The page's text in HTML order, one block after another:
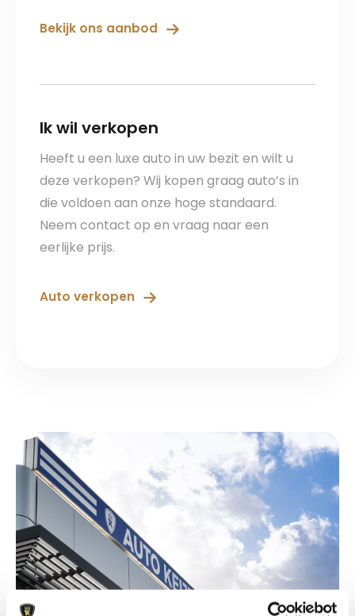
Bekijk ons aanbod
Ik wil verkopen
Heeft u een luxe auto in uw bezit en wilt u
deze verkopen? Wij kopen graag auto’s in
die voldoen aan onze hoge standaard.
Neem contact op en vraag naar een
eerlijke prijs.
Auto verkopen